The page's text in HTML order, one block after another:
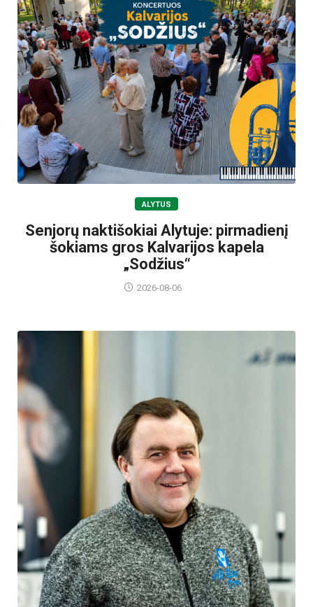
ALYTUS
Senjorų naktišokiai Alytuje: pirmadienį
šokiams gros Kalvarijos kapela
„Sodžius“
2026-08-06